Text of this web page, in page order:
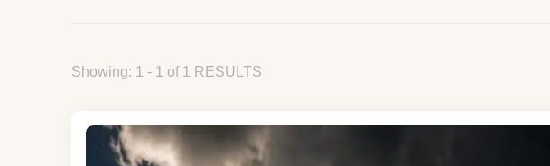
Showing: 1 - 1 of 1 RESULTS